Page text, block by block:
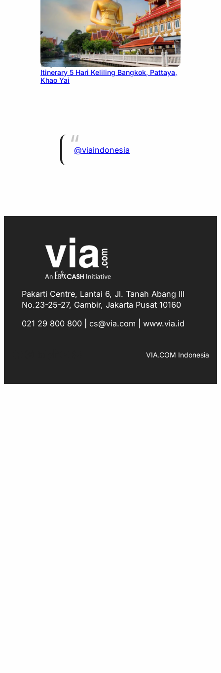
July 20, 2026
Itinerary 5 Hari Keliling Bangkok, Pattaya,
Khao Yai
@viaindonesia
Pakarti Centre, Lantai 6, Jl. Tanah Abang III
No.23-25-27, Gambir, Jakarta Pusat 10160
021 29 800 800 | cs@via.com | www.via.id
VIA.COM Indonesia